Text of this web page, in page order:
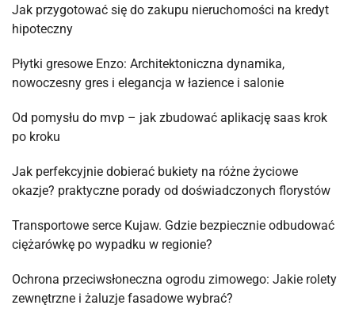
Jak przygotować się do zakupu nieruchomości na kredyt
hipoteczny
Płytki gresowe Enzo: Architektoniczna dynamika,
nowoczesny gres i elegancja w łazience i salonie
Od pomysłu do mvp – jak zbudować aplikację saas krok
po kroku
Jak perfekcyjnie dobierać bukiety na różne życiowe
okazje? praktyczne porady od doświadczonych florystów
Transportowe serce Kujaw. Gdzie bezpiecznie odbudować
ciężarówkę po wypadku w regionie?
Ochrona przeciwsłoneczna ogrodu zimowego: Jakie rolety
zewnętrzne i żaluzje fasadowe wybrać?